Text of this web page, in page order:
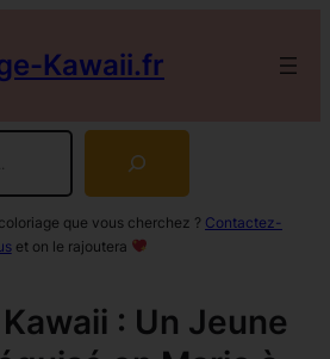
Kawaii.fr
que vous cherchez ? Contactez-
et on le rajoutera
: Un Jeune